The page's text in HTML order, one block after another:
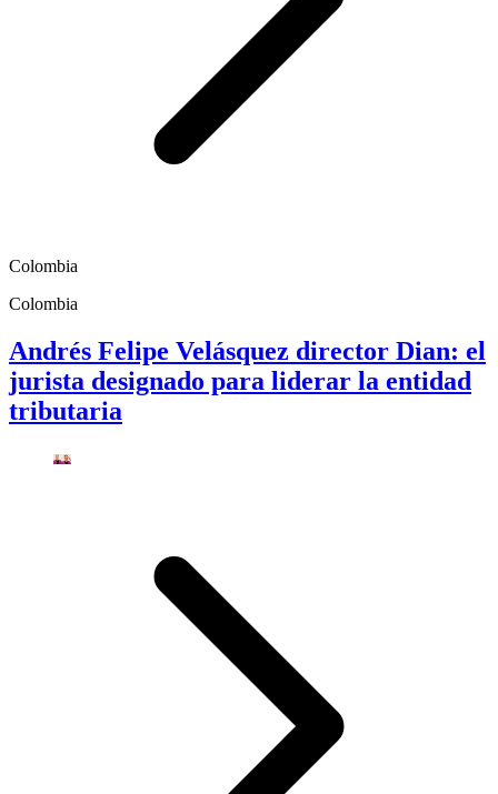
Colombia
Colombia
Andrés Felipe Velásquez director Dian: el
jurista designado para liderar la entidad
tributaria